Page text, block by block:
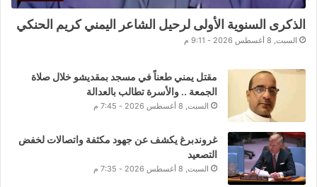
الذكرى السنوية الأولى لرحيل الشاعر اليمني كريم الحنكي
السبت, 8 أغسطس 2026 - 9:11 م
مقتل يمني طعناً في مسجد بمقديشو خلال صلاة
الجمعة .. والأسرة تطالب بالعدالة
السبت, 8 أغسطس 2026 - 7:45 م
غروندبرغ يكشف عن جهود مكثفة واتصالات لخفض
التصعيد
السبت, 8 أغسطس 2026 - 7:35 م